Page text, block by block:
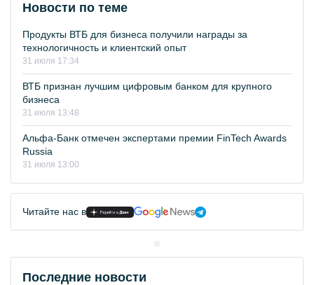
Новости по теме
Продукты ВТБ для бизнеса получили награды за
технологичность и клиентский опыт
31 июля 17:34
ВТБ признан лучшим цифровым банком для крупного
бизнеса
31 июля 13:48
Альфа-Банк отмечен экспертами премии FinTech Awards
Russia
31 июля 13:00
Читайте нас в
Последние новости